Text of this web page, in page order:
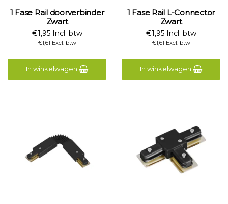
1 Fase Rail doorverbinder
Zwart
€1,95 Incl. btw
€1,61 Excl. btw
In winkelwagen
1 Fase Rail L-Connector
Zwart
€1,95 Incl. btw
€1,61 Excl. btw
In winkelwagen